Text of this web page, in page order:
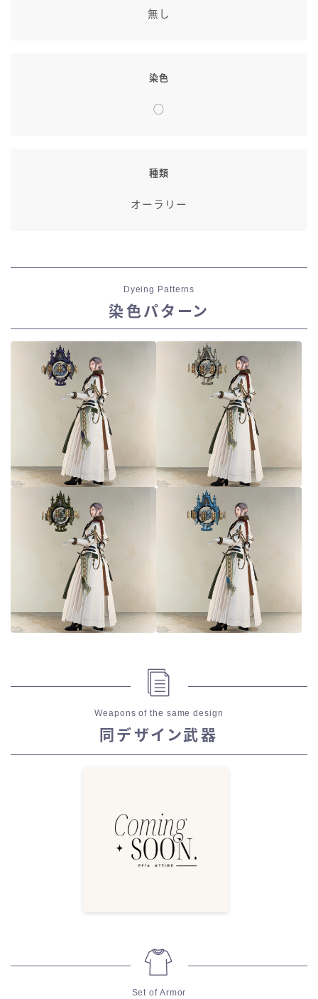
無し
染色
◯
種類
オーラリー
Dyeing Patterns
染色パターン
Weapons of the same design
同デザイン武器
Set of Armor